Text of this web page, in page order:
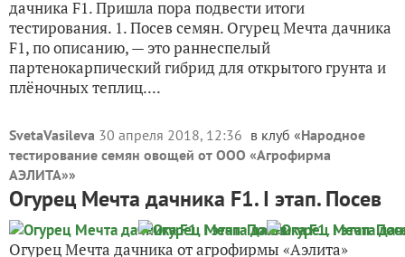
дачника F1. Пришла пора подвести итоги
тестирования. 1. Посев семян. Огурец Мечта дачника
F1, по описанию, — это раннеспелый
партенокарпический гибрид для открытого грунта и
плёночных теплиц....
SvetaVasileva 30 апреля 2018, 12:36 в клуб «Народное
тестирование семян овощей от ООО «Агрофирма
АЭЛИТА»»
Огурец Мечта дачника F1. I этап. Посев
Огурец Мечта дачника от агрофирмы «Аэлита»